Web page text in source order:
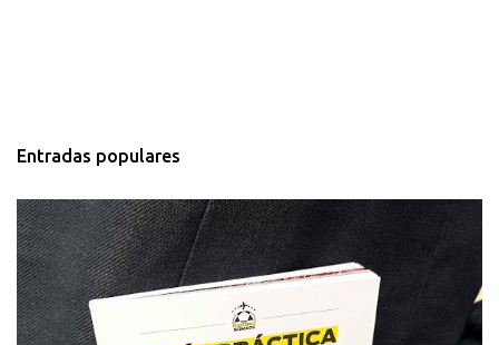
Entradas populares